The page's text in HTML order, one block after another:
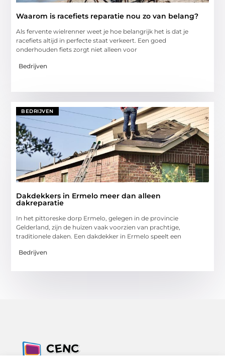
Waarom is racefiets reparatie nou zo van belang?
Als fervente wielrenner weet je hoe belangrijk het is dat je
racefiets altijd in perfecte staat verkeert. Een goed
onderhouden fiets zorgt niet alleen voor
Bedrijven
BEDRIJVEN
Dakdekkers in Ermelo meer dan alleen
dakreparatie
In het pittoreske dorp Ermelo, gelegen in de provincie
Gelderland, zijn de huizen vaak voorzien van prachtige,
traditionele daken. Een dakdekker in Ermelo speelt een
Bedrijven